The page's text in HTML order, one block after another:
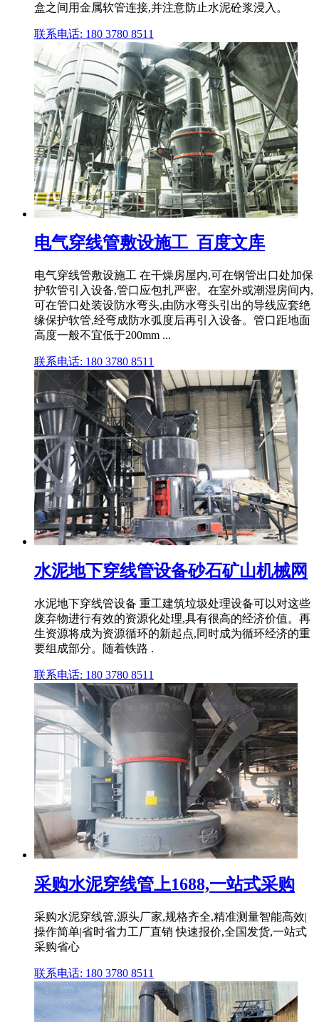
盒之间用金属软管连接,并注意防止水泥砼浆浸入。
联系电话: 180 3780 8511
电气穿线管敷设施工_百度文库
电气穿线管敷设施工 在干燥房屋内,可在钢管出口处加保
护软管引入设备,管口应包扎严密。在室外或潮湿房间内,
可在管口处装设防水弯头,由防水弯头引出的导线应套绝
缘保护软管,经弯成防水弧度后再引入设备。管口距地面
高度一般不宜低于200mm ...
联系电话: 180 3780 8511
水泥地下穿线管设备砂石矿山机械网
水泥地下穿线管设备 重工建筑垃圾处理设备可以对这些
废弃物进行有效的资源化处理,具有很高的经济价值。再
生资源将成为资源循环的新起点,同时成为循环经济的重
要组成部分。随着铁路 .
联系电话: 180 3780 8511
采购水泥穿线管上1688,一站式采购
采购水泥穿线管,源头厂家,规格齐全,精准测量智能高效|
操作简单|省时省力工厂直销 快速报价,全国发货,一站式
采购省心
联系电话: 180 3780 8511